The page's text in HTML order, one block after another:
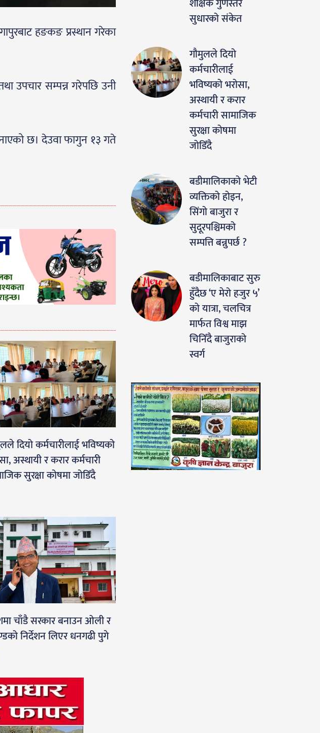
हङकङ प्रस्थान गरेका
उपचार सम्पन्न गरेपछि उनी
छ। देउवा फागुन १३ गते
दियो कर्मचारीलाई भविष्यको
अस्थायी र करार कर्मचारी
सुरक्षा कोषमा जोडिँदै
चाँडै सरकार बनाउन ओली र
निर्देशन लिएर धनगढी पुगे
शैक्षिक गुणस्तर
सुधारको संकेत
गौमुलले दियो
कर्मचारीलाई
भविष्यको भरोसा,
अस्थायी र करार
कर्मचारी सामाजिक
सुरक्षा कोषमा
जोडिँदै
बडीमालिकाको भेटी
व्यक्तिको होइन,
सिंगो बाजुरा र
सुदूरपश्चिमको
सम्पत्ति बन्नुपर्छ ?
बडीमालिकाबाट सुरु
हुँदैछ ‘ए मेरो हजुर ५’
को यात्रा, चलचित्र
मार्फत विश्व माझ
चिनिँदै बाजुराको
स्वर्ग